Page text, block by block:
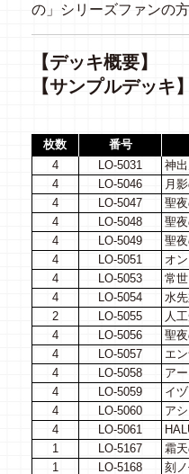
の」シリーズファンの
【デッキ概要】
【サンプルデッ
枚数 番号
4
LO-5031
神
4
LO-5046
月
4
LO-5047
聖
4
LO-5048
聖
4
LO-5049
聖
4
LO-5051
オ
4
LO-5053
常
4
LO-5054
水
2
LO-5055
人
4
LO-5056
聖
4
LO-5057
エ
4
LO-5058
ア
4
LO-5059
イ
4
LO-5060
ア
4
LO-5061
1
LO-5167
霜
1
LO-5168 刻